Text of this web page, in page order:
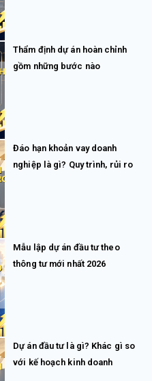
Thẩm định dự án hoàn chỉnh
gồm những bước nào
Đáo hạn khoản vay doanh
nghiệp là gì? Quy trình, rủi ro
Mẫu lập dự án đầu tư theo
thông tư mới nhất 2026
Dự án đầu tư là gì? Khác gì so
với kế hoạch kinh doanh